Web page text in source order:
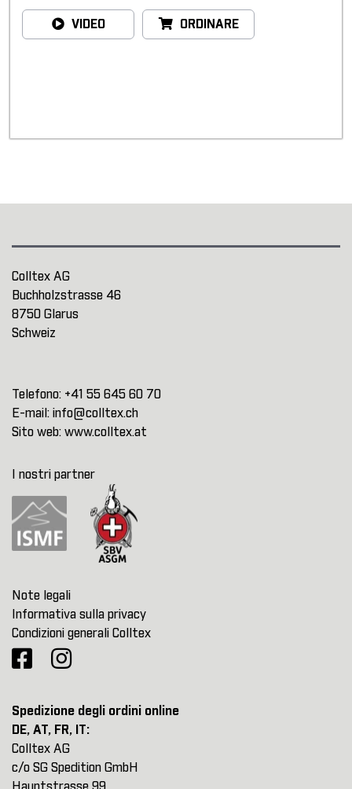
VIDEO ORDINARE
Colltex AG
Buchholzstrasse 46
8750 Glarus
Schweiz
Telefono: +41 55 645 60 70
E-mail: info@colltex.ch
Sito web: www.colltex.at
I nostri partner
Note legali
Informativa sulla privacy
Condizioni generali Colltex
Spedizione degli ordini online
DE, AT, FR, IT:
Colltex AG
c/o SG Spedition GmbH